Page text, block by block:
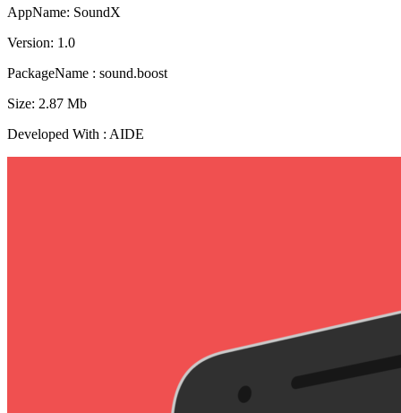
AppName: SoundX
Version: 1.0
PackageName : sound.boost
Size: 2.87 Mb
Developed With : AIDE